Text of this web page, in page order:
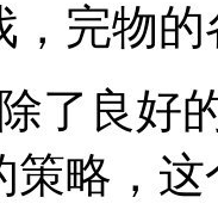
，完物
了良好
策略，